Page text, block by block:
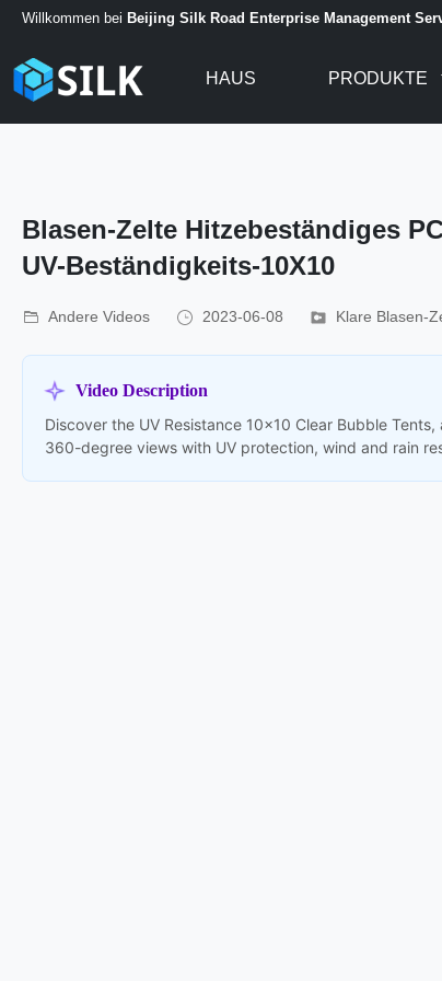
Willkommen bei Beijing Silk Road Enterprise Management
HAUS PRODUKTE
Blasen-Zelte Hitzebeständiges
UV-Beständigkeits-10X10
Andere Videos 2023-06-08 Klare Blasen-
Video Description
Discover the UV Resistance 10x10 Clear Bubble
360-degree views with UV protection, wind and rain